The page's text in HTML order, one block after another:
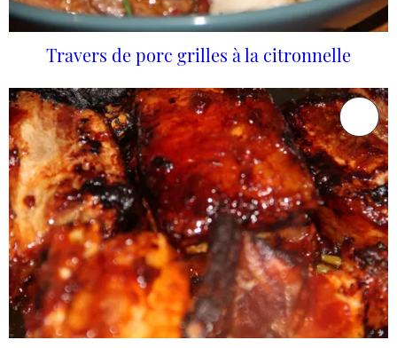
Travers de porc grilles à la citronnelle